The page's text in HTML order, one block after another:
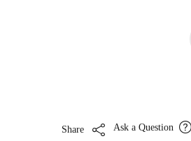
Ask a Question